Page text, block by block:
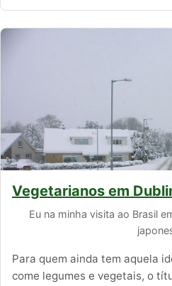
Vegetarianos em
Eu na minha visita ao Brasil
Para quem ainda tem aquela
come legumes e vegetais, o